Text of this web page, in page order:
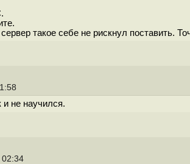
такое себе не рискнул поставить.
и не научился.